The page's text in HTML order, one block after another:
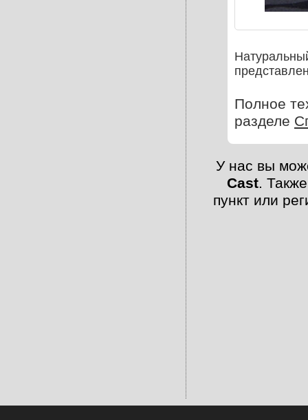
Полное
разделе
У нас вы
Cast.
пункт или